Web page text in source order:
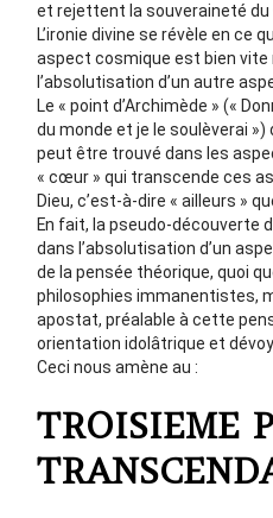
et rejettent la souveraineté du
L’ironie divine se révèle en ce
aspect cosmique est bien vite
l’absolutisation d’un autre
Le « point d’Archimède » («
du monde et je le soulèverai
peut être trouvé dans les
« cœur » qui transcende ces
Dieu, c’est-à-dire « ailleurs »
En fait, la pseudo-découverte
dans l’absolutisation d’un
de la pensée théorique, quoi
philosophies immanentistes,
apostat, préalable à cette
orientation idolâtrique et
Ceci nous amène au :
TROISIEME